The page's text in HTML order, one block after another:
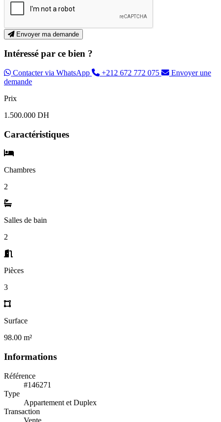
Envoyer ma demande
Intéressé par ce bien ?
Contacter via WhatsApp +212 672 772 075
Envoyer une
demande
Prix
1.500.000 DH
Caractéristiques
Chambres
2
Salles de bain
2
Pièces
3
Surface
98.00 m²
Informations
Référence
#146271
Type
Appartement et Duplex
Transaction
Vente